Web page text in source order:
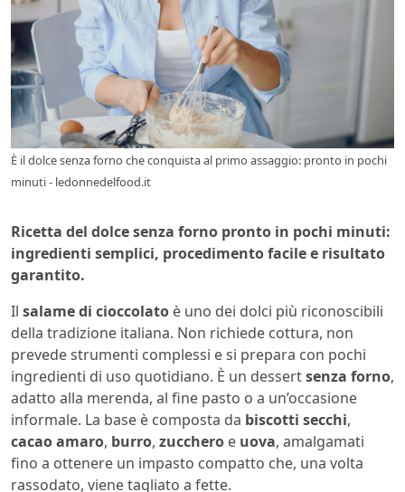
È il dolce senza forno che conquista al primo assaggio: pronto in pochi
minuti - ledonnedelfood.it
Ricetta del dolce senza forno pronto in pochi minuti:
ingredienti semplici, procedimento facile e risultato
garantito.
Il salame di cioccolato è uno dei dolci più riconoscibili
della tradizione italiana. Non richiede cottura, non
prevede strumenti complessi e si prepara con pochi
ingredienti di uso quotidiano. È un dessertsenza forno,
adatto alla merenda, al fine pasto o a un’occasione
informale. La base è composta da biscotti secchi,
cacao amaro, burro, zucchero e uova, amalgamati
fino a ottenere un impasto compatto che, una volta
rassodato, viene tagliato a fette.